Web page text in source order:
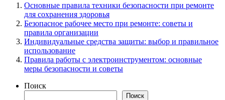
Основные правила техники безопасности при ремонте
для сохранения здоровья
Безопасное рабочее место при ремонте: советы и
правила организации
Индивидуальные средства защиты: выбор и правильное
использование
Правила работы с электроинструментом: основные
меры безопасности и советы
Поиск
Поиск